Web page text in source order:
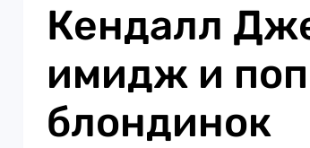
Кендалл
имидж и
блондинок